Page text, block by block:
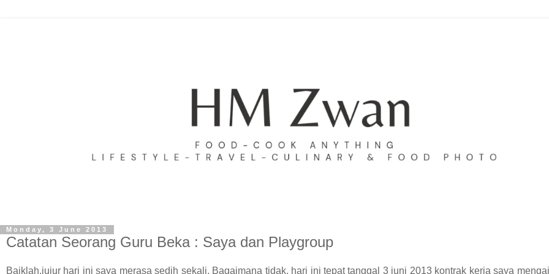
Monday, 3 June 2013
Catatan Seorang Guru Beka : Saya dan Playgroup
Baiklah,jujur hari ini saya merasa sedih sekali. Bagaimana tidak, hari ini tepat tanggal 3 juni 2013 kontrak kerja saya